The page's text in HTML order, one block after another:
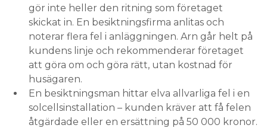
gör inte heller den ritning som företaget
skickat in. En besiktningsfirma anlitas och
noterar flera fel i anläggningen. Arn går helt på
kundens linje och rekommenderar företaget
att göra om och göra rätt, utan kostnad för
husägaren.
En besiktningsman hittar elva allvarliga fel i en
solcellsinstallation – kunden kräver att få felen
åtgärdade eller en ersättning på 50 000 kronor.